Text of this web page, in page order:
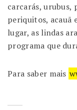
carcarás, urubus,
periquitos, acauã
lugar, as lindas
programa que
Para saber mais